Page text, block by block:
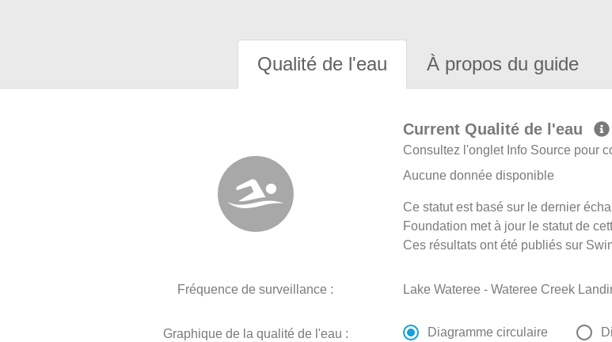
Qualité de l'eau À propos du guide
Current Qualité de l'eau
Consultez l'onglet Info Source pour
Aucune donnée disponible
Ce statut est basé sur le dernier
Foundation met à jour le statut de
Ces résultats ont été publiés sur
Fréquence de surveillance : Lake Wateree - Wateree Creek
Graphique de la qualité de l'eau : Diagramme circulaire